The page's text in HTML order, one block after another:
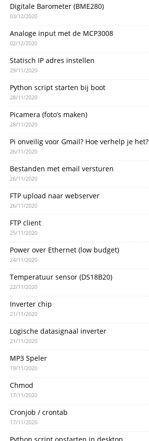
Digitale Barometer (BME280)
03/12/2020
Analoge input met de MCP3008
02/12/2020
Statisch IP adres instellen
29/11/2020
Python script starten bij boot
28/11/2020
Picamera (foto’s maken)
28/11/2020
Pi onveilig voor Gmail? Hoe verhelp je het?
26/11/2020
Bestanden met email versturen
26/11/2020
FTP upload naar webserver
26/11/2020
FTP client
25/11/2020
Power over Ethernet (low budget)
24/11/2020
Temperatuur sensor (DS18B20)
22/11/2020
Inverter chip
21/11/2020
Logische datasignaal inverter
21/11/2020
MP3 Speler
19/11/2020
Chmod
17/11/2020
Cronjob / crontab
17/11/2020